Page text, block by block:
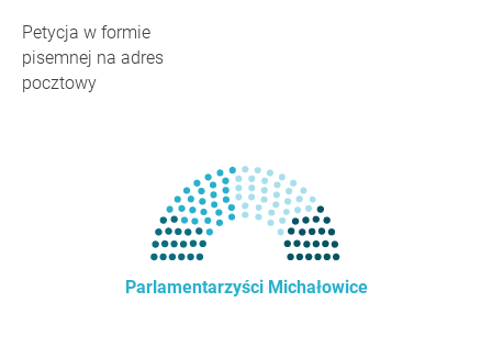
Petycja w formie
pisemnej na adres
pocztowy
Parlamentarzyści Michałowice